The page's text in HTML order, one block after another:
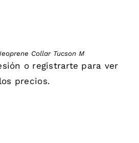
Collar Tucson M
o registrarte para ver
los precios.